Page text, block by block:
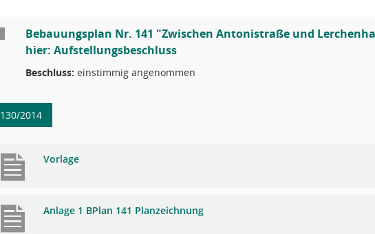
Bebauungsplan Nr. 141 "Zwischen Antonistraße und
hier: Aufstellungsbeschluss
Beschluss: einstimmig angenommen
130/2014
Vorlage
Anlage 1 BPlan 141 Planzeichnung